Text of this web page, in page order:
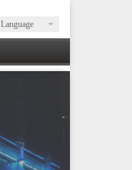
Language